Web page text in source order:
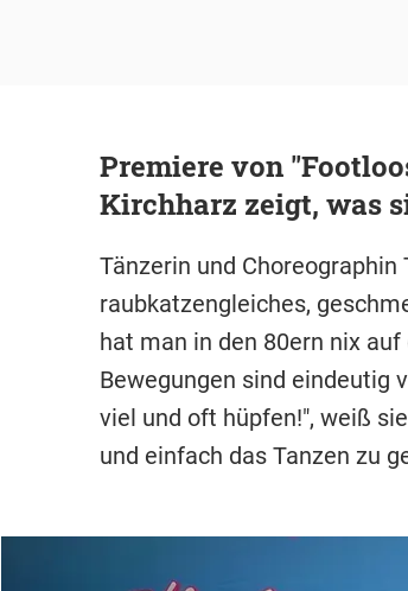
Premiere von
Kirchharz zeigt, was
Tänzerin und
raubkatzengleiches,
hat man in den 80ern nix
Bewegungen sind eindeutig
viel und oft hüpfen!", weiß
und einfach das Tanzen zu